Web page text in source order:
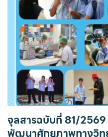
จุลสารฉบับที่ 81/2569
พัฒนาศักยภาพทางวิทย